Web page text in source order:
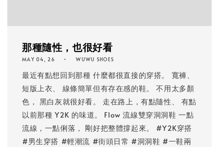
那種隨性，也很好看
MAY 04, 26 WUWU SHOES
最近有點想回到那種 什麼都很直接的穿搭。 寬褲、
短版上衣、 線條簡單但有存在感的鞋。 不用太多顏
色， 黑白灰就很好看。 走在路上，有點隨性、 有點
以前那種 Y2K 的味道。 Flow 流線雙穿洞洞鞋 一點
流線，一點俐落， 剛好把整體撐起來。 #Y2K穿搭
#男生穿搭 #輕潮流 #街頭日常 #洞洞鞋 #一鞋兩